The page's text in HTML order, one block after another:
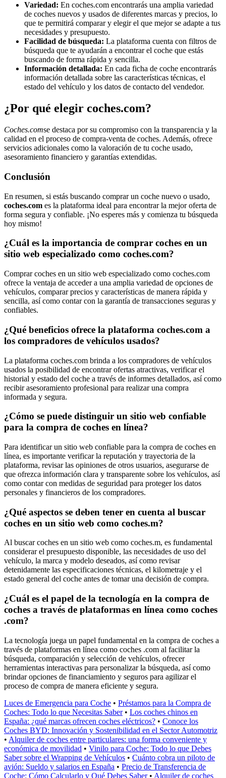
Variedad: En coches.com encontrarás una amplia variedad
de coches nuevos y usados de diferentes marcas y precios, lo
que te permitirá comparar y elegir el que mejor se adapte a tus
necesidades y presupuesto.
Facilidad de búsqueda: La plataforma cuenta con filtros de
búsqueda que te ayudarán a encontrar el coche que estás
buscando de forma rápida y sencilla.
Información detallada: En cada ficha de coche encontrarás
información detallada sobre las características técnicas, el
estado del vehículo y los datos de contacto del vendedor.
¿Por qué elegir coches.com?
Coches.comse destaca por su compromiso con la transparencia y la
calidad en el proceso de compra-venta de coches. Además, ofrece
servicios adicionales como la valoración de tu coche usado,
asesoramiento financiero y garantías extendidas.
Conclusión
En resumen, si estás buscando comprar un coche nuevo o usado,
coches.com es la plataforma ideal para encontrar la mejor oferta de
forma segura y confiable. ¡No esperes más y comienza tu búsqueda
hoy mismo!
¿Cuál es la importancia de comprar coches en un
sitio web especializado como coches.com?
Comprar coches en un sitio web especializado como coches.com
ofrece la ventaja de acceder a una amplia variedad de opciones de
vehículos, comparar precios y características de manera rápida y
sencilla, así como contar con la garantía de transacciones seguras y
confiables.
¿Qué beneficios ofrece la plataforma coches.com a
los compradores de vehículos usados?
La plataforma coches.com brinda a los compradores de vehículos
usados la posibilidad de encontrar ofertas atractivas, verificar el
historial y estado del coche a través de informes detallados, así como
recibir asesoramiento profesional para realizar una compra
informada y segura.
¿Cómo se puede distinguir un sitio web confiable
para la compra de coches en línea?
Para identificar un sitio web confiable para la compra de coches en
línea, es importante verificar la reputación y trayectoria de la
plataforma, revisar las opiniones de otros usuarios, asegurarse de
que ofrezca información clara y transparente sobre los vehículos, así
como contar con medidas de seguridad para proteger los datos
personales y financieros de los compradores.
¿Qué aspectos se deben tener en cuenta al buscar
coches en un sitio web como coches.m?
Al buscar coches en un sitio web como coches.m, es fundamental
considerar el presupuesto disponible, las necesidades de uso del
vehículo, la marca y modelo deseados, así como revisar
detenidamente las especificaciones técnicas, el kilometraje y el
estado general del coche antes de tomar una decisión de compra.
¿Cuál es el papel de la tecnología en la compra de
coches a través de plataformas en línea como coches
.com?
La tecnología juega un papel fundamental en la compra de coches a
través de plataformas en línea como coches .com al facilitar la
búsqueda, comparación y selección de vehículos, ofrecer
herramientas interactivas para personalizar la búsqueda, así como
brindar opciones de financiamiento y seguros para agilizar el
proceso de compra de manera eficiente y segura.
Luces de Emergencia para Coche • Préstamos para la Compra de
Coches: Todo lo que Necesitas Saber• Los coches chinos en
España: ¿qué marcas ofrecen coches eléctricos? • Conoce los
Coches BYD: Innovación y Sostenibilidad en el Sector Automotriz
• Alquiler de coches entre particulares: una forma conveniente y
económica de movilidad • Vinilo para Coche: Todo lo que Debes
Saber sobre el Wrapping de Vehículos • Cuánto cobra un piloto de
avión: Sueldo y salarios en España • Precio de Transferencia de
Coche: Cómo Calcularlo y Qué Debes Saber• Alquiler de coches